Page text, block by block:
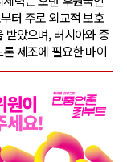
터 주로 외교적 보호
받았으며, 러시아와 중
제조에 필요한 마이
재를 포함한 일부 군
분쟁에도 세계 석유
도록 하는 데 도움이
와 중국이 개입한 이
인 단계로 나아가고